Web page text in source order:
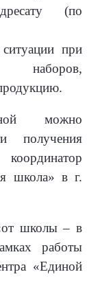
(по
ситуации при
наборов,
можно
получения
школа» в г.
школы – в
работы
«Единой